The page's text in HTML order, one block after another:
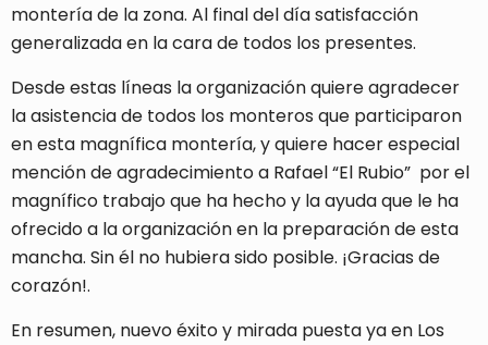
montería de la zona. Al final del día satisfacción
generalizada en la cara de todos los presentes.
Desde estas líneas la organización quiere agradecer
la asistencia de todos los monteros que participaron
en esta magnífica montería, y quiere hacer especial
mención de agradecimiento a Rafael “El Rubio” por el
magnífico trabajo que ha hecho y la ayuda que le ha
ofrecido a la organización en la preparación de esta
mancha. Sin él no hubiera sido posible. ¡Gracias de
corazón!.
En resumen, nuevo éxito y mirada puesta ya en Los